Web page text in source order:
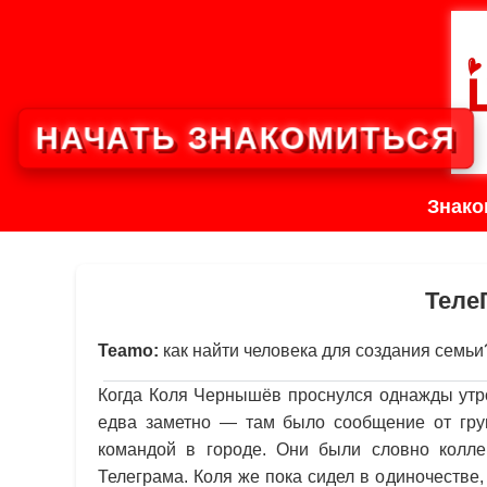
Teamo: как найти человека для создания
Когда Коля Чернышёв проснулся однажды
едва заметно — там было сообщение от
командой в городе. Они были словно
Телеграма. Коля же пока сидел в
НАЧАТЬ ЗНАКОМИТЬСЯ